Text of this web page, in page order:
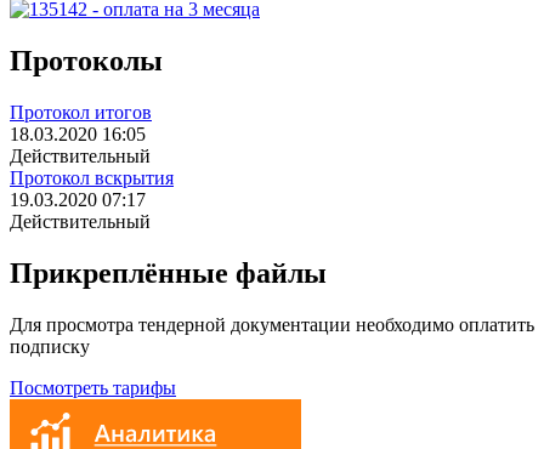
Протоколы
Протокол итогов
18.03.2020 16:05
Действительный
Протокол вскрытия
19.03.2020 07:17
Действительный
Прикреплённые файлы
Для просмотра тендерной документации необходимо оплатить
подписку
Посмотреть тарифы